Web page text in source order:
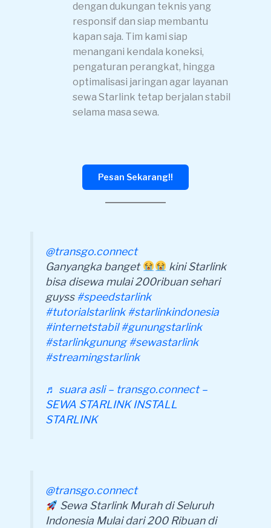
dengan dukungan teknis yang
responsif dan siap membantu
kapan saja. Tim kami siap
menangani kendala koneksi,
pengaturan perangkat, hingga
optimalisasi jaringan agar layanan
sewa Starlink tetap berjalan stabil
selama masa sewa.
Pesan Sekarang!!
@transgo.connect
Ganyangka banget
kini Starlink
bisa disewa mulai 200ribuan sehari
guyss#speedstarlink
#tutorialstarlink #starlinkindonesia
#internetstabil #gunungstarlink
#starlinkgunung #sewastarlink
#streamingstarlink
♬ suara asli – transgo.connect –
SEWA STARLINK INSTALL
STARLINK
@transgo.connect
Sewa Starlink Murah di Seluruh
Indonesia Mulai dari 200 Ribuan di